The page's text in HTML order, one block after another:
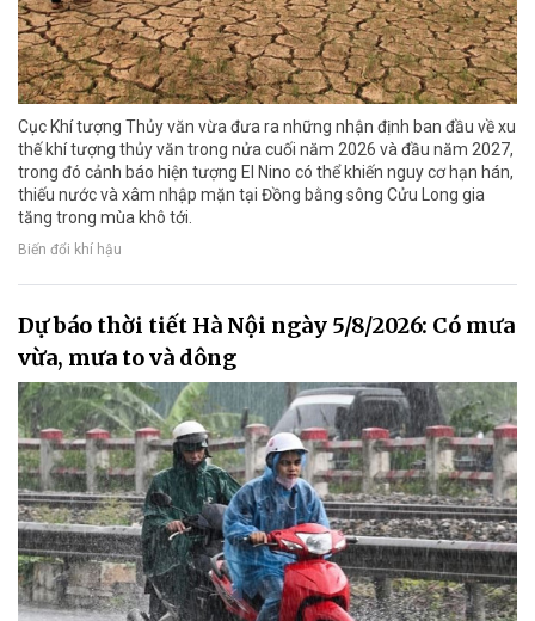
Cục Khí tượng Thủy văn vừa đưa ra những nhận định ban đầu về xu
thế khí tượng thủy văn trong nửa cuối năm 2026 và đầu năm 2027,
trong đó cảnh báo hiện tượng El Nino có thể khiến nguy cơ hạn hán,
thiếu nước và xâm nhập mặn tại Đồng bằng sông Cửu Long gia
tăng trong mùa khô tới.
Biến đổi khí hậu
Dự báo thời tiết Hà Nội ngày 5/8/2026: Có mưa
vừa, mưa to và dông